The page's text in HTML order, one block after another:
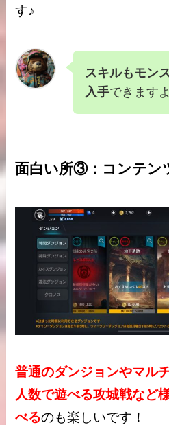
す♪
スキルもモン
入手できます
面白い所③：コンテン
普通のダンジョンやマル
人数で遊べる攻城戦など
べるのも楽しいです！